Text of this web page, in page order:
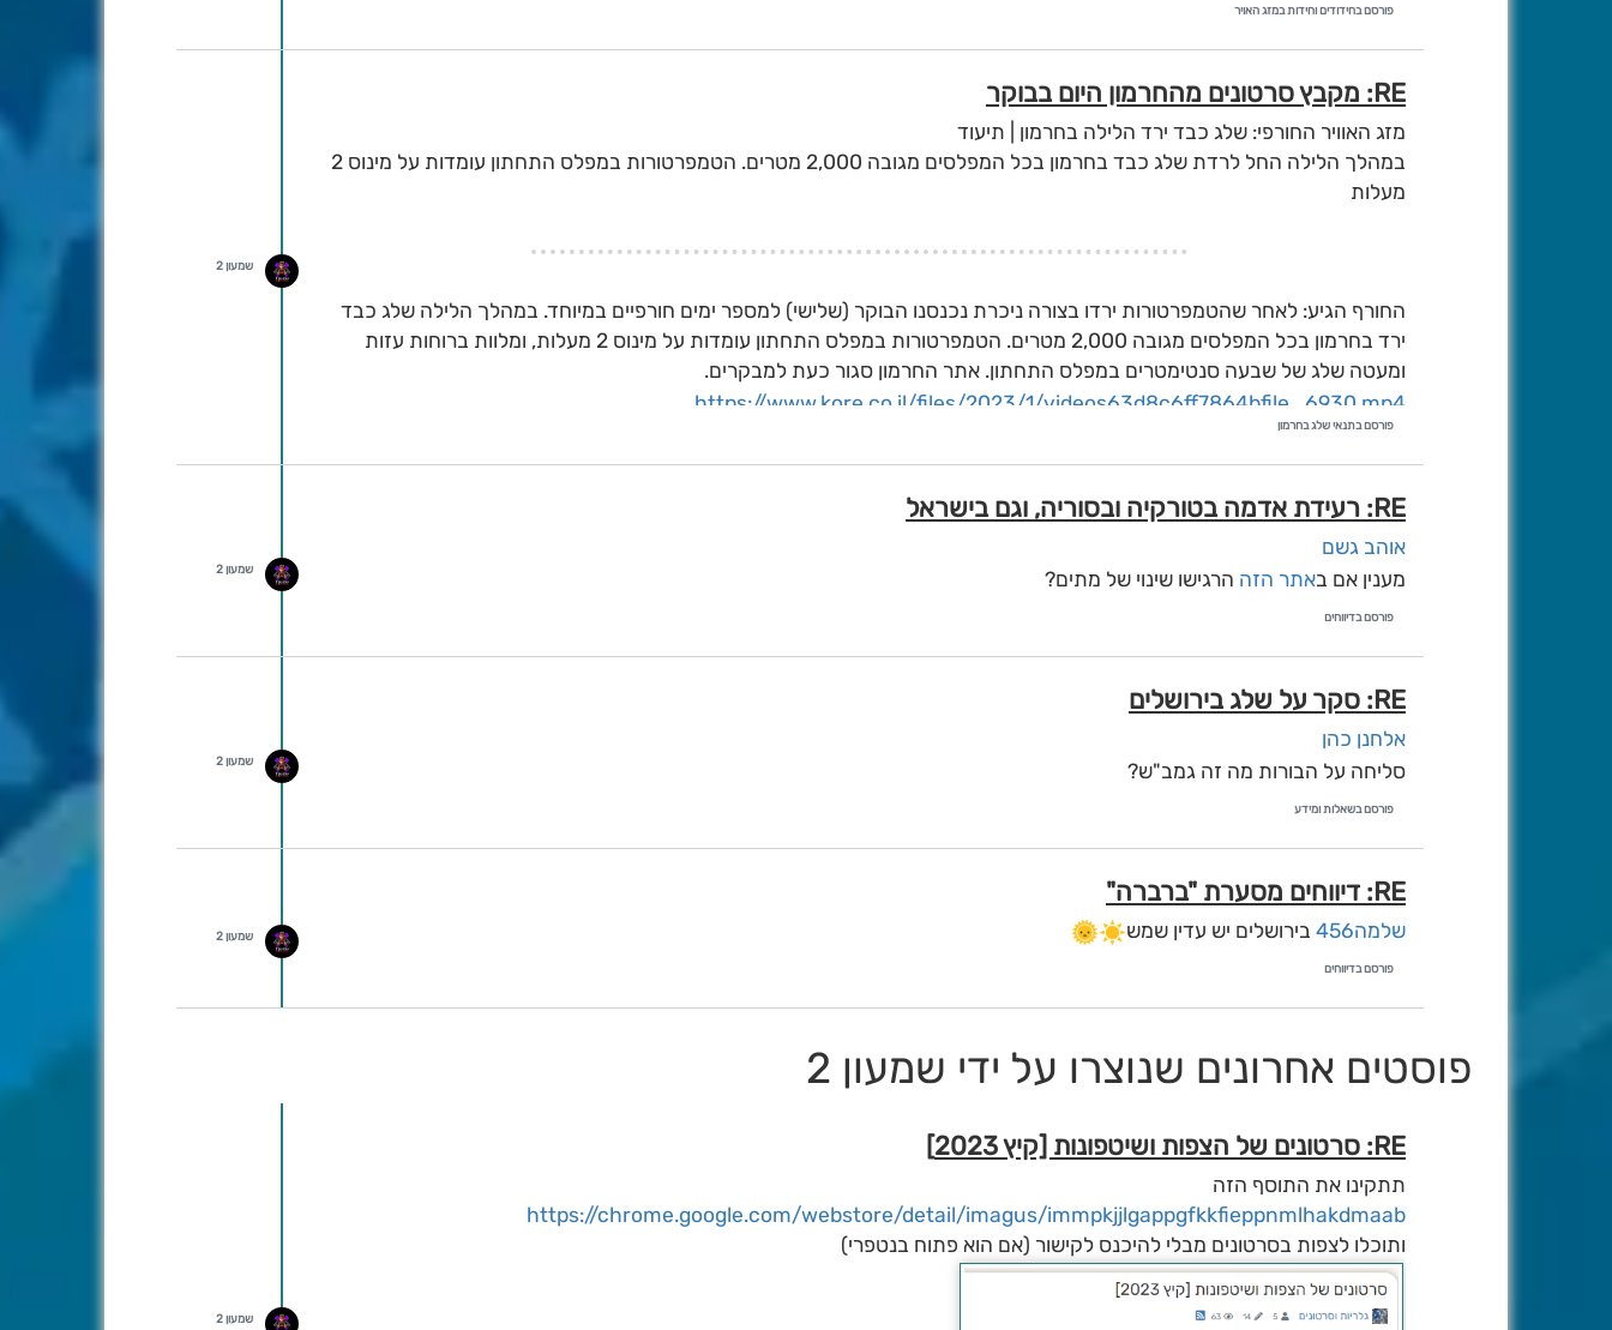
שמים את העכבר על המילה(קישור) וצופים
בהצלחה
פורסם בחידודים וחידות במזג האויר
RE: מקבץ סרטונים מהחרמון היום בבוקר
מזג האוויר החורפי: שלג כבד ירד הלילה בחרמון | תיעוד
במהלך הלילה החל לרדת שלג כבד בחרמון בכל המפלסים מגובה 2,000 מטרים. הטמפרטורות במפלס התחתון עומדות על מינוס 2
מעלות
החורף הגיע: לאחר שהטמפרטורות ירדו בצורה ניכרת נכנסנו הבוקר (שלישי) למספר ימים חורפיים במיוחד. במהלך הלילה שלג כבד
ירד בחרמון בכל המפלסים מגובה 2,000 מטרים. הטמפרטורות במפלס התחתון עומדות על מינוס 2 מעלות, ומלוות ברוחות עזות
ומעטה שלג של שבעה סנטימטרים במפלס התחתון. אתר החרמון סגור כעת למבקרים.
https://www.kore.co.il/files/2023/1/videos63d8c6ff7864bfile_6930.mp4
https://www.kore.co.il/files/2023/1/videos63d8c715eb1c8file_6931.mp4
https://www.kore.co.il/files/2023/1/videos63d8c7f24305dfile_6933.mp4
קרדיט
פורסם בתנאי שלג בחרמון
שמעון 2
RE: רעידת אדמה בטורקיה ובסוריה, וגם בישראל
אוהב גשם
מענין אם באתר הזה הרגישו שינוי של מתים?
פורסם בדיווחים
שמעון 2
RE: סקר על שלג בירושלים
אלחנן כהן
סליחה על הבורות מה זה גמב"ש?
פורסם בשאלות ומידע
שמעון 2
RE: דיווחים מסערת "ברברה"
שלמה456 בירושלים יש עדין שמש
פורסם בדיווחים
שמעון 2
פוסטים אחרונים שנוצרו על ידי שמעון 2
RE: סרטונים של הצפות ושיטפונות [קיץ 2023]
תתקינו את התוסף הזה
https://chrome.google.com/webstore/detail/imagus/immpkjjlgappgfkkfieppnmlhakdmaab
ותוכלו לצפות בסרטונים מבלי להיכנס לקישור (אם הוא פתוח בנטפרי)
שמעון 2